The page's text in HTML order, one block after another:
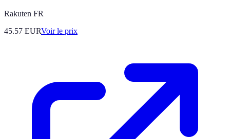
Rakuten FR
45.57 EURVoir le prix